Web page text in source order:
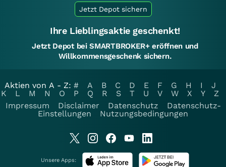
Jetzt Depot sichern
Ihre Lieblingsaktie geschenkt!
Jetzt Depot bei SMARTBROKER+ eröffnen und
Willkommensgeschenk sichern.
Aktien von A - Z: # A B C D E F G H I
J
K
L M N O P Q R S T U V W X Y
Z
Impressum
Disclaimer Datenschutz
Datenschutz-
Einstellungen
Nutzungsbedingungen
Unsere Apps: